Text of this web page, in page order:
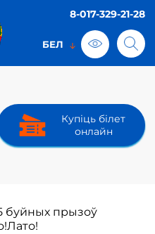
8-017-329-21-28
Купіць білет
онлайн
буйных прызоў